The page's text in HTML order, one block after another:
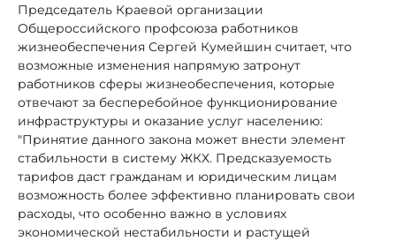
Председатель Краевой организации
Общероссийского профсоюза работников
жизнеобеспечения Сергей Кумейшин считает, что
возможные изменения напрямую затронут
работников сферы жизнеобеспечения, которые
отвечают за бесперебойное функционирование
инфраструктуры и оказание услуг населению:
"Принятие данного закона может внести элемент
стабильности в систему ЖКХ. Предсказуемость
тарифов даст гражданам и юридическим лицам
возможность более эффективно планировать свои
расходы, что особенно важно в условиях
экономической нестабильности и растущей